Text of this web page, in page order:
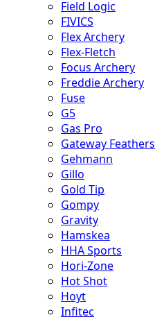
Field Logic
FIVICS
Flex Archery
Flex-Fletch
Focus Archery
Freddie Archery
Fuse
G5
Gas Pro
Gateway Feathers
Gehmann
Gillo
Gold Tip
Gompy
Gravity
Hamskea
HHA Sports
Hori-Zone
Hot Shot
Hoyt
Infitec